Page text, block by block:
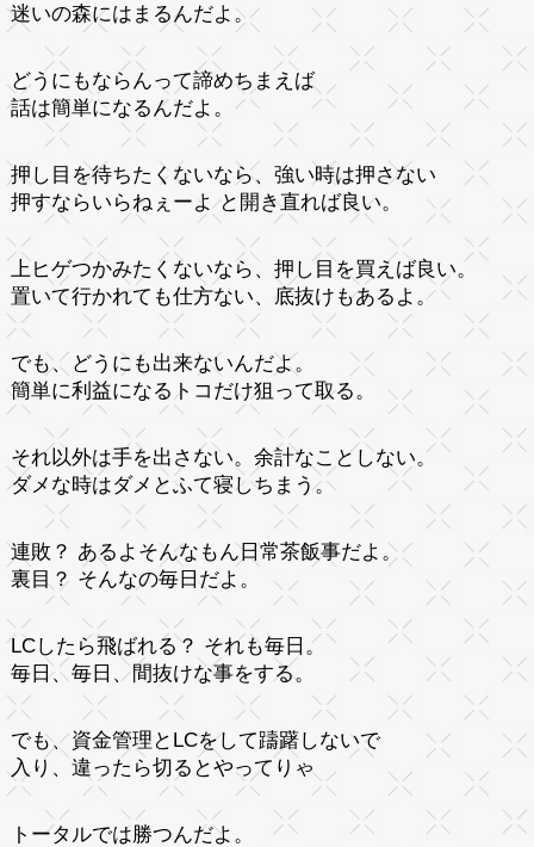
迷いの森にはまるんだよ。
どうにもならんって諦めちまえば
話は簡単になるんだよ。
押し目を待ちたくないなら、強い時は押さない
押すならいらねぇーよ と開き直れば良い。
上ヒゲつかみたくないなら、押し目を買えば良い。
置いて行かれても仕方ない、底抜けもあるよ。
でも、どうにも出来ないんだよ。
簡単に利益になるトコだけ狙って取る。
それ以外は手を出さない。余計なことしない。
ダメな時はダメとふて寝しちまう。
連敗？ あるよそんなもん日常茶飯事だよ。
裏目？ そんなの毎日だよ。
LCしたら飛ばれる？ それも毎日。
毎日、毎日、間抜けな事をする。
でも、資金管理とLCをして躊躇しないで
入り、違ったら切るとやってりゃ
トータルでは勝つんだよ。